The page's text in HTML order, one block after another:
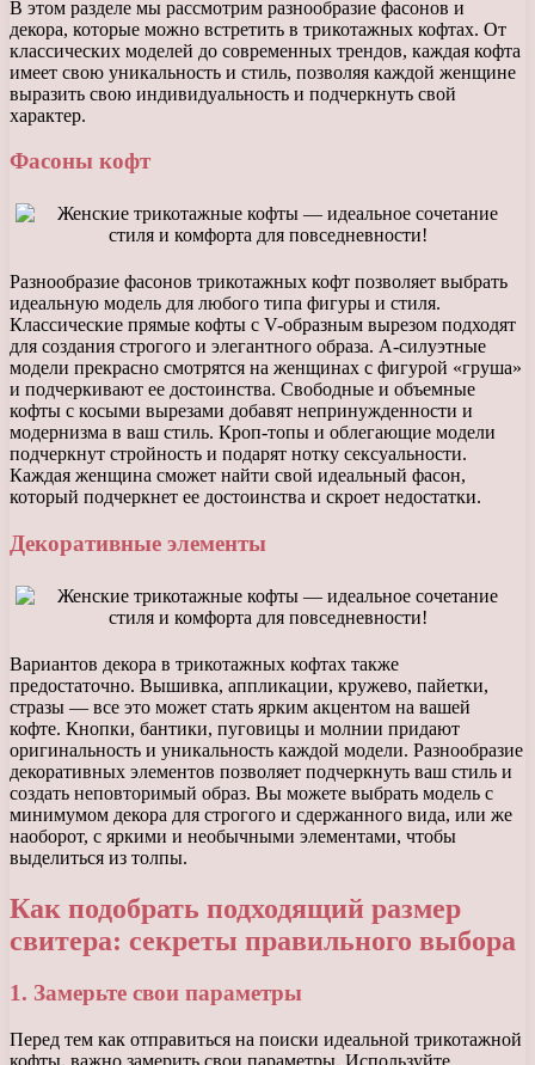
В этом разделе мы рассмотрим разнообразие фасонов и
декора, которые можно встретить в трикотажных кофтах. От
классических моделей до современных трендов, каждая кофта
имеет свою уникальность и стиль, позволяя каждой женщине
выразить свою индивидуальность и подчеркнуть свой
характер.
Фасоны кофт
Разнообразие фасонов трикотажных кофт позволяет выбрать
идеальную модель для любого типа фигуры и стиля.
Классические прямые кофты с V-образным вырезом подходят
для создания строгого и элегантного образа. А-силуэтные
модели прекрасно смотрятся на женщинах с фигурой «груша»
и подчеркивают ее достоинства. Свободные и объемные
кофты с косыми вырезами добавят непринужденности и
модернизма в ваш стиль. Кроп-топы и облегающие модели
подчеркнут стройность и подарят нотку сексуальности.
Каждая женщина сможет найти свой идеальный фасон,
который подчеркнет ее достоинства и скроет недостатки.
Декоративные элементы
Вариантов декора в трикотажных кофтах также
предостаточно. Вышивка, аппликации, кружево, пайетки,
стразы — все это может стать ярким акцентом на вашей
кофте. Кнопки, бантики, пуговицы и молнии придают
оригинальность и уникальность каждой модели. Разнообразие
декоративных элементов позволяет подчеркнуть ваш стиль и
создать неповторимый образ. Вы можете выбрать модель с
минимумом декора для строгого и сдержанного вида, или же
наоборот, с яркими и необычными элементами, чтобы
выделиться из толпы.
Как подобрать подходящий размер
свитера: секреты правильного выбора
1. Замерьте свои параметры
Перед тем как отправиться на поиски идеальной трикотажной